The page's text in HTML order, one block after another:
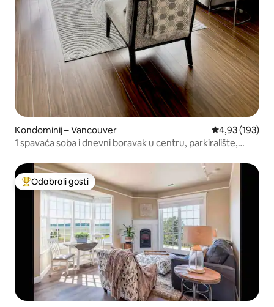
Kondominij – Vancouver Prosječna
4,93 (193)
1 spavaća soba i dnevni boravak u centru, parkiralište,
Među najviše rangiranima s oznakom „Odabrali gosti”
Odabrali gosti